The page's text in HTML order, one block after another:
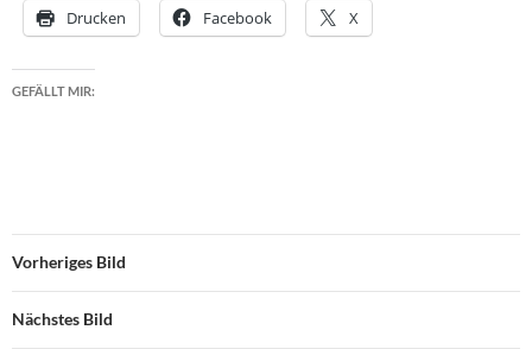
Drucken Facebook X
GEFÄLLT MIR:
Vorheriges Bild
Nächstes Bild